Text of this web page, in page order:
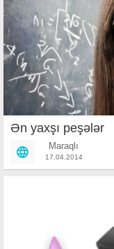
Ən yaxşı peşələr
Maraqlı
17.04.2014